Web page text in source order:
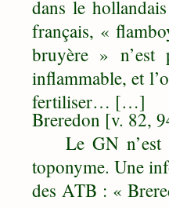
dans le
français, «
bruyère » n’est
inflammable, et
fertiliser… […]
Breredon [v. 82,
Le GN n’est
toponyme. Une
des ATB : «